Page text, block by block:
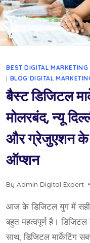
मार्केटिंग
इंस्टिट्यूट
BEST DIGITAL
| BLOG DIGITAL
बैस्ट डिजिटल
मोलरबंद, न्यू
और ग्रेजुएशन के
ऑप्शन
By Admin Digital Expert
आज के डिजिटल युग में सही
बहुत महत्वपूर्ण है।
साथ, डिजिटल मार्केटिंग